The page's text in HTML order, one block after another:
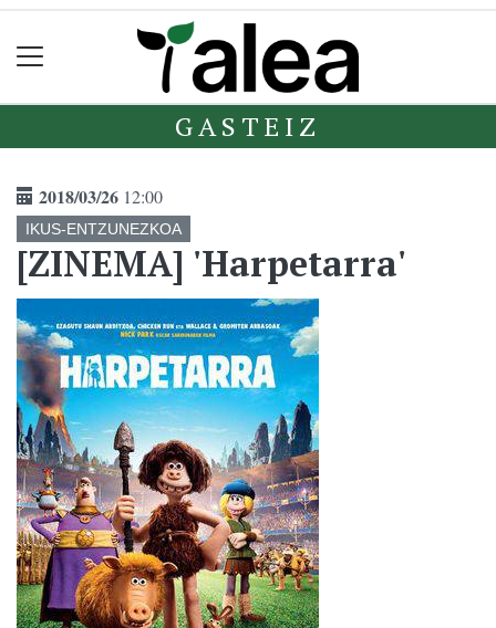
GASTEIZ
2018/03/26 12:00
IKUS-ENTZUNEZKOA
[ZINEMA] 'Harpetarra'